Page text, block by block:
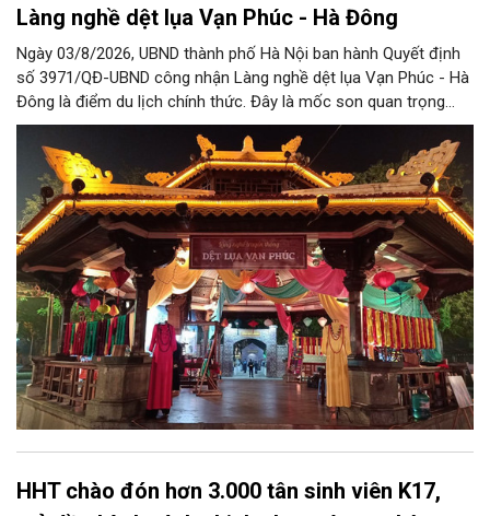
Làng nghề dệt lụa Vạn Phúc - Hà Đông
Ngày 03/8/2026, UBND thành phố Hà Nội ban hành Quyết định
số 3971/QĐ-UBND công nhận Làng nghề dệt lụa Vạn Phúc - Hà
Đông là điểm du lịch chính thức. Đây là mốc son quan trọng
trong hành trình bảo tồn di sản văn hóa, đồng thời tạo cơ hội
lớn để làng nghề khẳng định vị thế, phát triển du lịch văn hóa
bền vững và lan tỏa tinh hoa lụa Việt.
HHT chào đón hơn 3.000 tân sinh viên K17,